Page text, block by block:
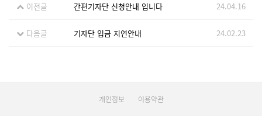
이전글 간편기자단 신청안내 입니다 24.04.16
다음글 기자단 입금 지연안내 24.02.23
개인정보 이용약관